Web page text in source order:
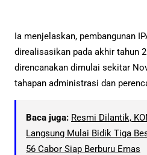
Ia menjelaskan, pembangunan
direalisasikan pada akhir tahun
direncanakan dimulai sekitar
tahapan administrasi dan
Baca juga: Resmi Dilantik,
Langsung Mulai Bidik Tiga
56 Cabor Siap Berburu Emas